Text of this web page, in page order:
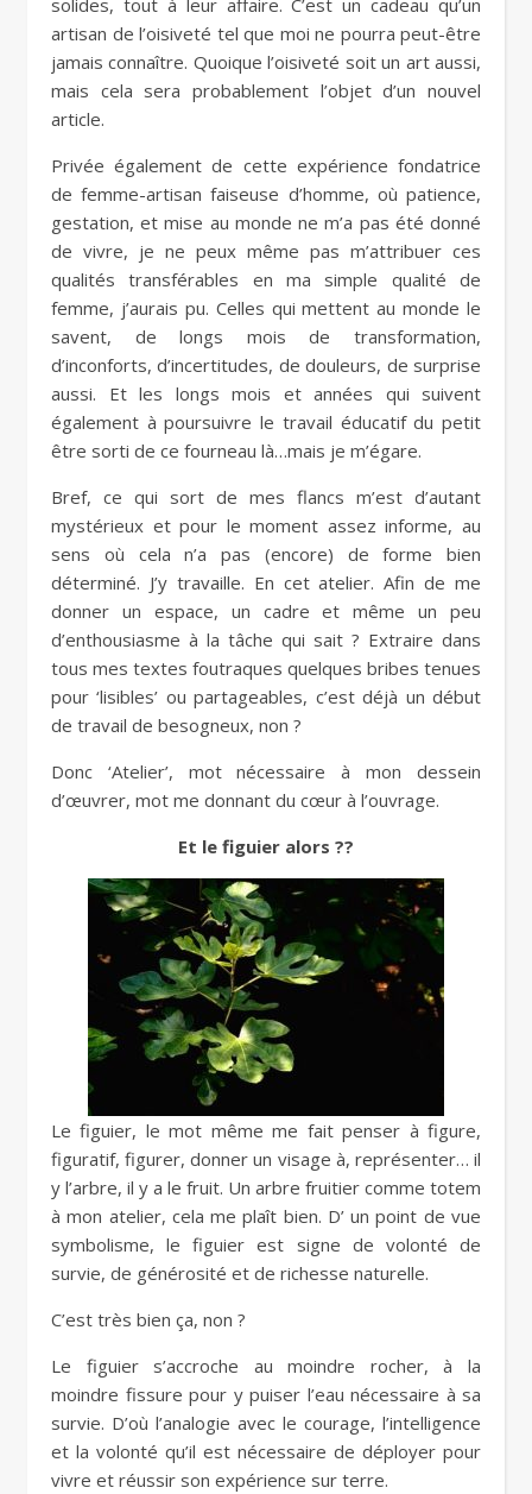
solides, tout à leur affaire. C’est un cadeau qu’un
artisan de l’oisiveté tel que moi ne pourra peut-être
jamais connaître. Quoique l’oisiveté soit un art aussi,
mais cela sera probablement l’objet d’un nouvel
article.
Privée également de cette expérience fondatrice
de femme-artisan faiseuse d’homme, où patience,
gestation, et mise au monde ne m’a pas été donné
de vivre, je ne peux même pas m’attribuer ces
qualités transférables en ma simple qualité de
femme, j’aurais pu. Celles qui mettent au monde le
savent, de longs mois de transformation,
d’inconforts, d’incertitudes, de douleurs, de surprise
aussi. Et les longs mois et années qui suivent
également à poursuivre le travail éducatif du petit
être sorti de ce fourneau là…mais je m’égare.
Bref, ce qui sort de mes flancs m’est d’autant
mystérieux et pour le moment assez informe, au
sens où cela n’a pas (encore) de forme bien
déterminé. J’y travaille. En cet atelier. Afin de me
donner un espace, un cadre et même un peu
d’enthousiasme à la tâche qui sait ? Extraire dans
tous mes textes foutraques quelques bribes tenues
pour ‘lisibles’ ou partageables, c’est déjà un début
de travail de besogneux, non ?
Donc ‘Atelier’, mot nécessaire à mon dessein
d’œuvrer, mot me donnant du cœur à l’ouvrage.
Et le figuier alors ??
Le figuier, le mot même me fait penser à figure,
figuratif, figurer, donner un visage à, représenter… il
y l’arbre, il y a le fruit. Un arbre fruitier comme totem
à mon atelier, cela me plaît bien. D’ un point de vue
symbolisme, le figuier est signe de volonté de
survie, de générosité et de richesse naturelle.
C’est très bien ça, non ?
Le figuier s’accroche au moindre rocher, à la
moindre fissure pour y puiser l’eau nécessaire à sa
survie. D’où l’analogie avec le courage, l’intelligence
et la volonté qu’il est nécessaire de déployer pour
vivre et réussir son expérience sur terre.